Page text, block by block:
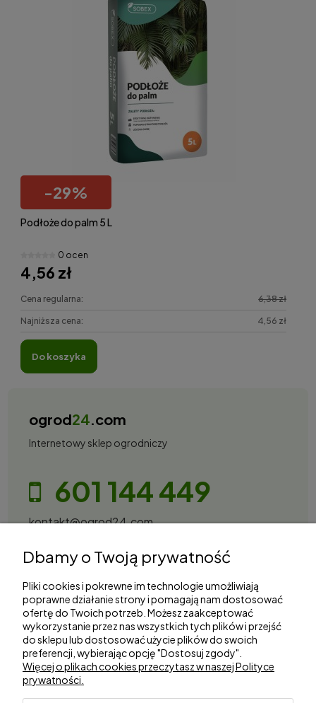
-29%
Podłoże do palm 5 L
0 ocen
4,56 zł
Cena regularna: 6,38 zł
Najniższa cena: 4,56 zł
do koszyka
ogrod24.com
Internetowy sklep ogrodniczy
601 144 449
kontakt@ogrod24.com
Gorzowska 27, 66-530 Trzebicz
Zakupy
Informacje
Marki
Dbamy o Twoją prywatność
Pliki cookies i pokrewne im technologie umożliwiają
poprawne działanie strony i pomagają nam dostosować
ofertę do Twoich potrzeb. Możesz zaakceptować
wykorzystanie przez nas wszystkich tych plików i przejść
do sklepu lub dostosować użycie plików do swoich
preferencji, wybierając opcję "Dostosuj zgody".
Więcej o plikach cookies przeczytasz w naszej Polityce
prywatności.